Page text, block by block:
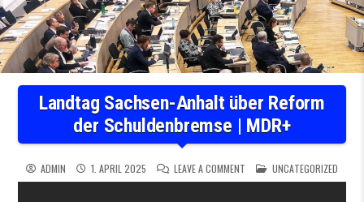
Landtag Sachsen-Anhalt über Reform
der Schuldenbremse | MDR+
ADMIN 1. APRIL 2025 LEAVE A COMMENT ON LANDTAG SACHSEN-
POSTED IN
UNCATEGORIZED